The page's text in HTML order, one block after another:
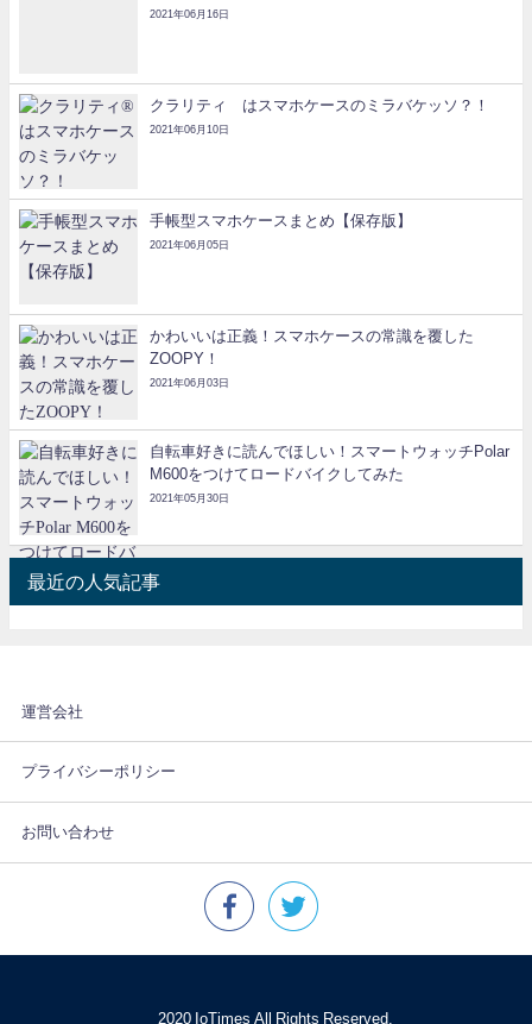
2021年06月16日
クラリティ®はスマホケースのミラバケッソ？！
2021年06月10日
手帳型スマホケースまとめ【保存版】
2021年06月05日
かわいいは正義！スマホケースの常識を覆した
ZOOPY！
2021年06月03日
自転車好きに読んでほしい！スマートウォッチPolar
M600をつけてロードバイクしてみた
2021年05月30日
最近の人気記事
運営会社
プライバシーポリシー
お問い合わせ
© 2020 IoTimes All Rights Reserved.